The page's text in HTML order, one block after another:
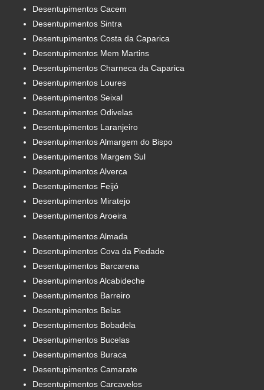
Desentupimentos Cacem
Desentupimentos Sintra
Desentupimentos Costa da Caparica
Desentupimentos Mem Martins
Desentupimentos Charneca da Caparica
Desentupimentos Loures
Desentupimentos Seixal
Desentupimentos Odivelas
Desentupimentos Laranjeiro
Desentupimentos Almargem do Bispo
Desentupimentos Margem Sul
Desentupimentos Alverca
Desentupimentos Feijó
Desentupimentos Miratejo
Desentupimentos Aroeira
Desentupimentos Almada
Desentupimentos Cova da Piedade
Desentupimentos Barcarena
Desentupimentos Alcabideche
Desentupimentos Barreiro
Desentupimentos Belas
Desentupimentos Bobadela
Desentupimentos Bucelas
Desentupimentos Buraca
Desentupimentos Camarate
Desentupimentos Carcavelos